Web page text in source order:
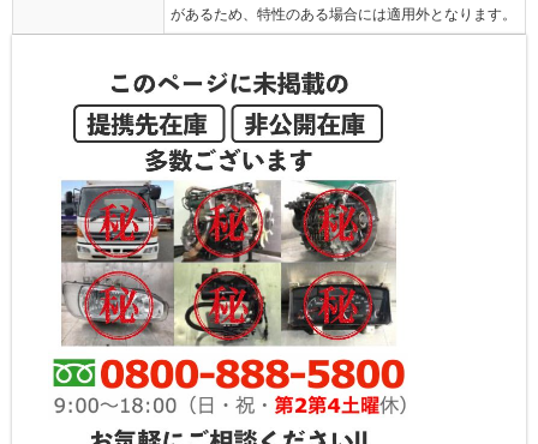
があるため、特性のある場合には適用外となります。